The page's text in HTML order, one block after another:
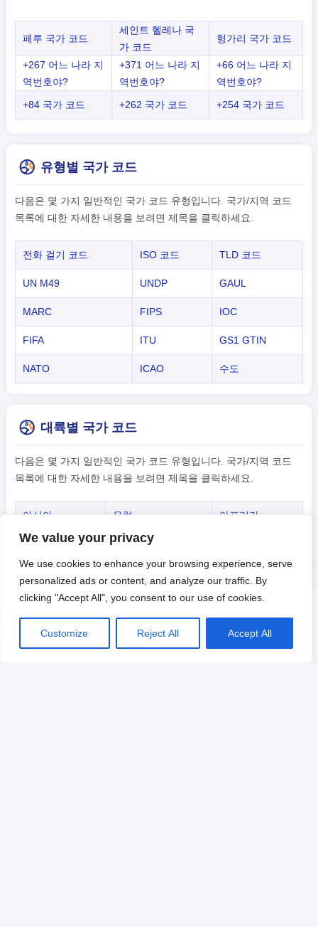
We value your privacy
We use cookies to enhance your browsing experience, serve
personalized ads or content, and analyze our traffic. By
clicking "Accept All", you consent to our use of cookies.
Customize Reject All Accept All
페루 국가 코드
세인트 헬레나 국
가 코드
헝가리 국가 코드
+267 어느 나라 지
역번호야?
+371 어느 나라 지
역번호야?
+66 어느 나라 지
역번호야?
+84 국가 코드
+262 국가 코드 +254 국가 코드
유형별 국가 코드
다음은 몇 가지 일반적인 국가 코드 유형입니다. 국가/지역 코드
목록에 대한 자세한 내용을 보려면 제목을 클릭하세요.
전화 걸기 코드 ISO 코드 TLD 코드
UN M49 UNDP GAUL
MARC FIPS IOC
FIFA ITU GS1 GTIN
NATO ICAO 수도
대륙별 국가 코드
다음은 몇 가지 일반적인 국가 코드 유형입니다. 국가/지역 코드
목록에 대한 자세한 내용을 보려면 제목을 클릭하세요.
아시아 유럽 아프리카
아메리카 오세아니아